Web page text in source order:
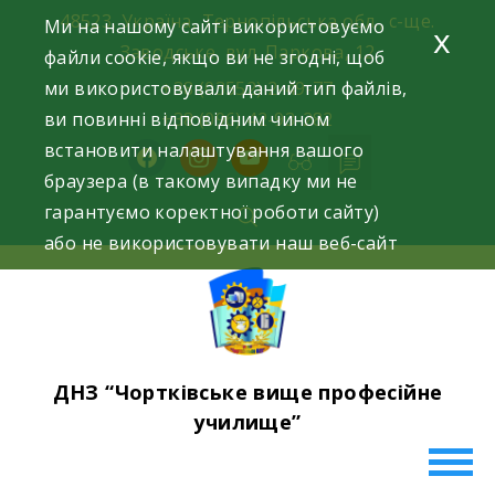
content
48523, Україна, Тернопільська обл., с-ще.
Заводське, вул. Паркова, 12
+38 (03552) 2-49-77
+38 (096) 42-93-282
facebookinstagramyoutube
ДНЗ “Чортківське вище професійне
училище”
Ми на нашому сайті використовуємо
файли cookie, якщо ви не згодні, щоб
ми використовували даний тип файлів,
ви повинні відповідним чином
встановити налаштування вашого
браузера (в такому випадку ми не
гарантуємо коректної роботи сайту)
або не використовувати наш веб-сайт
x